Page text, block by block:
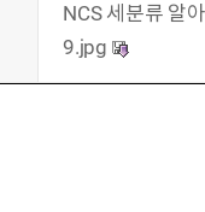
싶은데, 전문가 지원 없
NCS 세분류 알
9.jpg